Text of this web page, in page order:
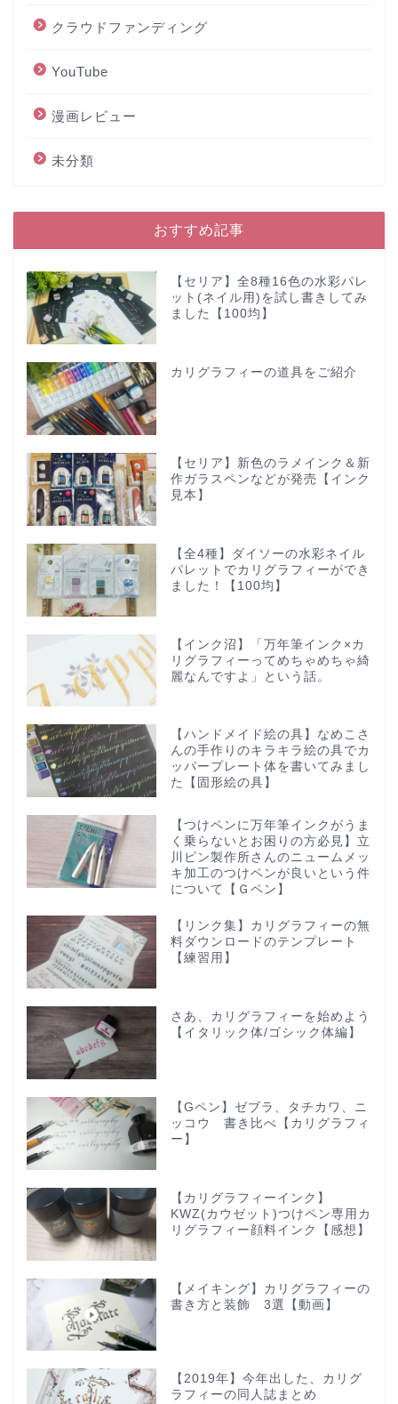
クラウドファンディング
YouTube
漫画レビュー
未分類
おすすめ記事
【セリア】全8種16色の水彩パレ
ット(ネイル用)を試し書きしてみ
ました【100均】
カリグラフィーの道具をご紹介
【セリア】新色のラメインク＆新
作ガラスペンなどが発売【インク
見本】
【全4種】ダイソーの水彩ネイル
パレットでカリグラフィーができ
ました！【100均】
【インク沼】「万年筆インク×カ
リグラフィーってめちゃめちゃ綺
麗なんですよ」という話。
【ハンドメイド絵の具】なめこさ
んの手作りのキラキラ絵の具でカ
ッパープレート体を書いてみまし
た【固形絵の具】
【つけペンに万年筆インクがうま
く乗らないとお困りの方必見】立
川ピン製作所さんのニュームメッ
キ加工のつけペンが良いという件
について【Ｇペン】
【リンク集】カリグラフィーの無
料ダウンロードのテンプレート
【練習用】
さあ、カリグラフィーを始めよう
【イタリック体/ゴシック体編】
【Gペン】ゼブラ、タチカワ、ニ
ッコウ 書き比べ【カリグラフィ
ー】
【カリグラフィーインク】
KWZ(カウゼット)つけペン専用カ
リグラフィー顔料インク【感想】
【メイキング】カリグラフィーの
書き方と装飾 3選【動画】
【2019年】今年出した、カリグ
ラフィーの同人誌まとめ